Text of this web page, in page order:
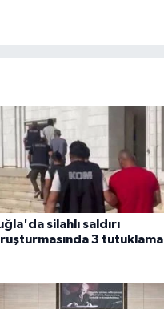
silahlı saldırı
3 tutuklama